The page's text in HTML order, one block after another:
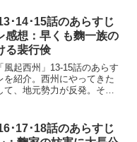
･14･15話のあらすじ
感想：早くも麴一族の
る裴行倹
風起西州」13-15話のあらす
を紹介。西州にやってきた
て、地元勢力が反発。その
･17･18話のあらすじ